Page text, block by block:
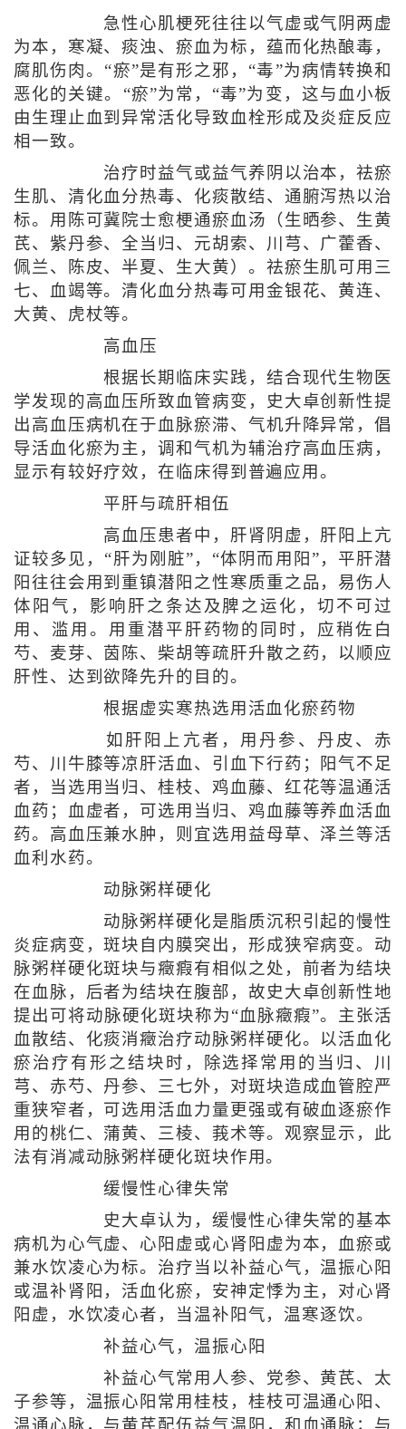
急性心肌梗死往往以气虚或气阴两虚
为本，寒凝、痰浊、瘀血为标，蕴而化热酿毒，
腐肌伤肉。“瘀”是有形之邪，“毒”为病情转换和
恶化的关键。“瘀”为常，“毒”为变，这与血小板
由生理止血到异常活化导致血栓形成及炎症反应
相一致。
治疗时益气或益气养阴以治本，祛瘀
生肌、清化血分热毒、化痰散结、通腑泻热以治
标。用陈可冀院士愈梗通瘀血汤（生晒参、生黄
芪、紫丹参、全当归、元胡索、川芎、广藿香、
佩兰、陈皮、半夏、生大黄）。祛瘀生肌可用三
七、血竭等。清化血分热毒可用金银花、黄连、
大黄、虎杖等。
高血压
根据长期临床实践，结合现代生物医
学发现的高血压所致血管病变，史大卓创新性提
出高血压病机在于血脉瘀滞、气机升降异常，倡
导活血化瘀为主，调和气机为辅治疗高血压病，
显示有较好疗效，在临床得到普遍应用。
平肝与疏肝相伍
高血压患者中，肝肾阴虚，肝阳上亢
证较多见，“肝为刚脏”，“体阴而用阳”，平肝潜
阳往往会用到重镇潜阳之性寒质重之品，易伤人
体阳气，影响肝之条达及脾之运化，切不可过
用、滥用。用重潜平肝药物的同时，应稍佐白
芍、麦芽、茵陈、柴胡等疏肝升散之药，以顺应
肝性、达到欲降先升的目的。
根据虚实寒热选用活血化瘀药物
如肝阳上亢者，用丹参、丹皮、赤
芍、川牛膝等凉肝活血、引血下行药；阳气不足
者，当选用当归、桂枝、鸡血藤、红花等温通活
血药；血虚者，可选用当归、鸡血藤等养血活血
药。高血压兼水肿，则宜选用益母草、泽兰等活
血利水药。
动脉粥样硬化
动脉粥样硬化是脂质沉积引起的慢性
炎症病变，斑块自内膜突出，形成狭窄病变。动
脉粥样硬化斑块与癥瘕有相似之处，前者为结块
在血脉，后者为结块在腹部，故史大卓创新性地
提出可将动脉硬化斑块称为“血脉癥瘕”。主张活
血散结、化痰消癥治疗动脉粥样硬化。以活血化
瘀治疗有形之结块时，除选择常用的当归、川
芎、赤芍、丹参、三七外，对斑块造成血管腔严
重狭窄者，可选用活血力量更强或有破血逐瘀作
用的桃仁、蒲黄、三棱、莪术等。观察显示，此
法有消减动脉粥样硬化斑块作用。
缓慢性心律失常
史大卓认为，缓慢性心律失常的基本
病机为心气虚、心阳虚或心肾阳虚为本，血瘀或
兼水饮凌心为标。治疗当以补益心气，温振心阳
或温补肾阳，活血化瘀，安神定悸为主，对心肾
阳虚，水饮凌心者，当温补阳气，温寒逐饮。
补益心气，温振心阳
补益心气常用人参、党参、黄芪、太
子参等，温振心阳常用桂枝，桂枝可温通心阳、
温通心脉，与黄芪配伍益气温阳，和血通脉；与